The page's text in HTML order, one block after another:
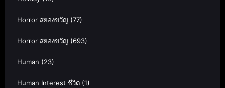
Horror สยองขวัญ (77)
Horror สยองขวัญ (693)
Human (23)
Human Interest ชีวิต (1)